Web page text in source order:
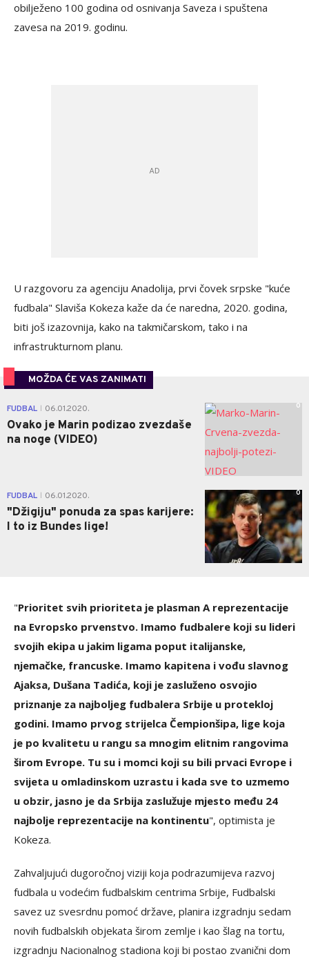
obilježeno 100 godina od osnivanja Saveza i spuštena
zavesa na 2019. godinu.
U razgovoru za agenciju Anadolija, prvi čovek srpske "kuće
fudbala" Slaviša Kokeza kaže da će naredna, 2020. godina,
biti još izazovnija, kako na takmičarskom, tako i na
infrastrukturnom planu.
MOŽDA ĆE VAS ZANIMATI
FUDBAL 06.01.2020.
Ovako je Marin podizao zvezdaše
na noge (VIDEO)
0
FUDBAL 06.01.2020.
"Džigiju" ponuda za spas karijere:
I to iz Bundes lige!
0
"Prioritet svih prioriteta je plasman A reprezentacije
na Evropsko prvenstvo. Imamo fudbalere koji su lideri
svojih ekipa u jakim ligama poput italijanske,
njemačke, francuske. Imamo kapitena i vođu slavnog
Ajaksa, Dušana Tadića, koji je zasluženo osvojio
priznanje za najboljeg fudbalera Srbije u protekloj
godini. Imamo prvog strijelca Čempionšipa, lige koja
je po kvalitetu u rangu sa mnogim elitnim rangovima
širom Evrope. Tu su i momci koji su bili prvaci Evrope i
svijeta u omladinskom uzrastu i kada sve to uzmemo
u obzir, jasno je da Srbija zaslužuje mjesto među 24
najbolje reprezentacije na kontinentu", optimista je
Kokeza.
Zahvaljujući dugoročnoj viziji koja podrazumijeva razvoj
fudbala u vodećim fudbalskim centrima Srbije, Fudbalski
savez uz svesrdnu pomoć države, planira izgradnju sedam
novih fudbalskih objekata širom zemlje i kao šlag na tortu,
izgradnju Nacionalnog stadiona koji bi postao zvanični dom